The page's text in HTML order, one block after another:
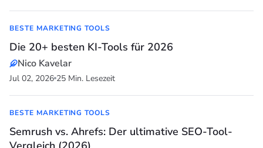
BESTE MARKETING TOOLS
Die 20+ besten KI-Tools für 2026
Nico Kavelar
Jul 02, 2026 25 Min. Lesezeit
BESTE MARKETING TOOLS
Semrush vs. Ahrefs: Der ultimative SEO-Tool-